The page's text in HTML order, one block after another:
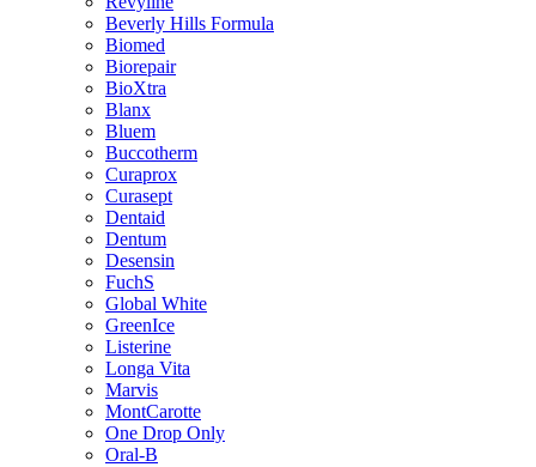
Beverly Hills Formula
Biomed
Biorepair
BioXtra
Blanx
Bluem
Buccotherm
Curaprox
Curasept
Dentaid
Dentum
Desensin
FuchS
Global White
GreenIce
Listerine
Longa Vita
Marvis
MontCarotte
One Drop Only
Oral-B